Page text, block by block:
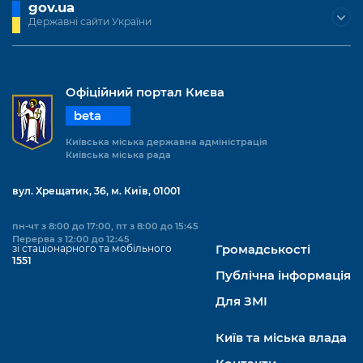
Підприємства, установи, організації
Гендерна політика
Безбар'єрність
Портал Захисників та Захисниць
Портал послуг
Міський застосунок Київ Цифровий
Важливе під час воєнного стану
Уряд» – місцевий рівень»
Важливе під час воєнного стану
Про відкриті дані
Портал даних Києва
Публічні дашборди
gov.ua
Державні сайти України
Офіційний портал Києва
beta
Київська міська державна адміністрація
Київська міська рада
вул. Хрещатик, 36, м. Київ, 01001
пн-чт з 8:00 до 17:00, пт з 8:00 до 15:45
Перерва з 12:00 до 12:45
зі стаціонарного та мобільного
1551
Громадськості
Публічна інформація
Для ЗМІ
Київ та міська влада